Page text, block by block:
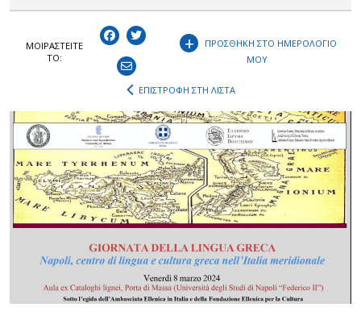
ΜΟΙΡΑΣΤEIΤΕ
ΤΟ:
+
ΠΡΟΣΘΗΚΗ ΣΤΟ ΗΜΕΡΟΛΟΓΙΟ
ΜΟΥ
ΕΠΙΣΤΡΟΦΗ ΣΤΗ ΛΙΣΤΑ